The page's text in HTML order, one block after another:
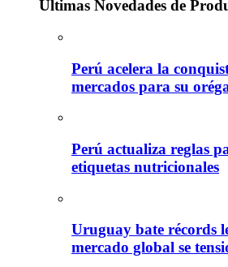
Ultimas Novedades de
Perú acelera la
mercados para su
Perú actualiza reglas
etiquetas nutricionales
Uruguay bate récords
mercado global se